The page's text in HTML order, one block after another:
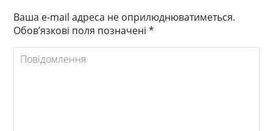
Ваша e-mail адреса не оприлюднюватиметься.
Обов’язкові поля позначені*